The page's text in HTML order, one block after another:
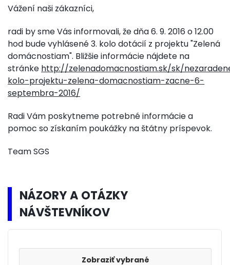
Vážení naši zákazníci,
radi by sme Vás informovali, že dňa 6. 9. 2016 o 12.00
hod bude vyhlásené 3. kolo dotácií z projektu "Zelená
domácnostiam". Bližšie informácie nájdete na
stránke http://zelenadomacnostiam.sk/sk/
kolo-projektu-zelena-domacnostiam-zacne-6-
septembra-2016/
Radi Vám poskytneme potrebné informácie a
pomoc so získaním poukážky na štátny príspevok.
Team SGS
NÁZORY A OTÁZKY
NÁVŠTEVNÍKOV